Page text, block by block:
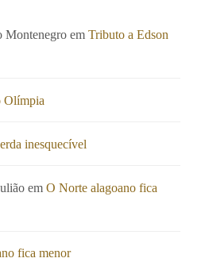
Montenegro emTributo a Edson
Olímpia
inesquecível
emO Norte alagoano fica
fica menor